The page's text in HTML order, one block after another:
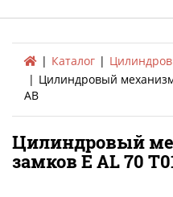
Каталог
Цилиндровый
AB
Цилиндровый
замков E AL 70